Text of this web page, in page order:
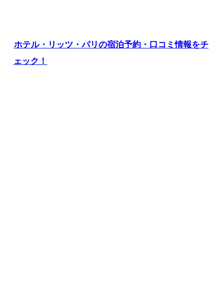
ホテル・リッツ・パリの宿泊予約・口コミ情報をチ
ェック！